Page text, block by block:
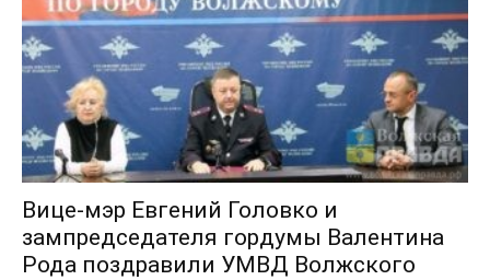
Вице-мэр Евгений Головко и
зампредседателя гордумы Валентина
Рода поздравили УМВД Волжского